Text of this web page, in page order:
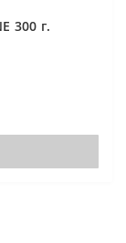
300 г.